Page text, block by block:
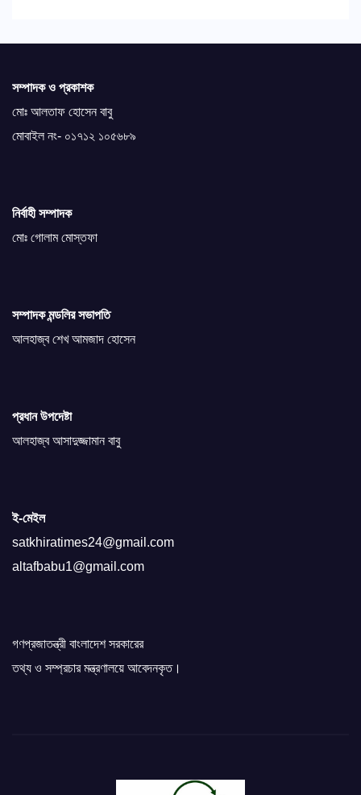
সম্পাদক ও প্রকাশক
মোঃ আলতাফ হোসেন বাবু
মোবাইল নং- ০১৭১২ ১০৫৬৮৯
নির্বাহী সম্পাদক
মোঃ গোলাম মোস্তফা
সম্পাদক মন্ডলির সভাপতি
আলহাজ্ব শেখ আমজাদ হোসেন
প্রধান উপদেষ্টা
আলহাজ্ব আসাদুজ্জামান বাবু
ই-মেইল
satkhiratimes24@gmail.com
altafbabu1@gmail.com
গণপ্রজাতন্ত্রী বাংলাদেশ সরকারের
তথ্য ও সম্প্রচার মন্ত্রণালয়ে আবেদনকৃত।